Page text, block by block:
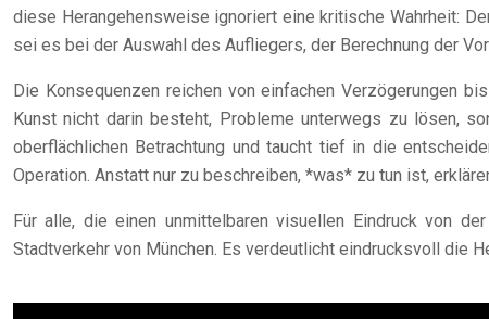
diese Herangehensweise ignoriert eine kritische Wahrheit:
sei es bei der Auswahl des Aufliegers, der Berechnung der
Die Konsequenzen reichen von einfachen Verzögerungen
Kunst nicht darin besteht, Probleme unterwegs zu lösen,
oberflächlichen Betrachtung und taucht tief in die
Operation. Anstatt nur zu beschreiben, *was* zu tun ist,
Für alle, die einen unmittelbaren visuellen Eindruck von
Stadtverkehr von München. Es verdeutlicht eindrucksvoll die